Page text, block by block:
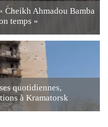
Cheikh Ahmadou Bamba
temps »
quotidiennes,
à Kramatorsk